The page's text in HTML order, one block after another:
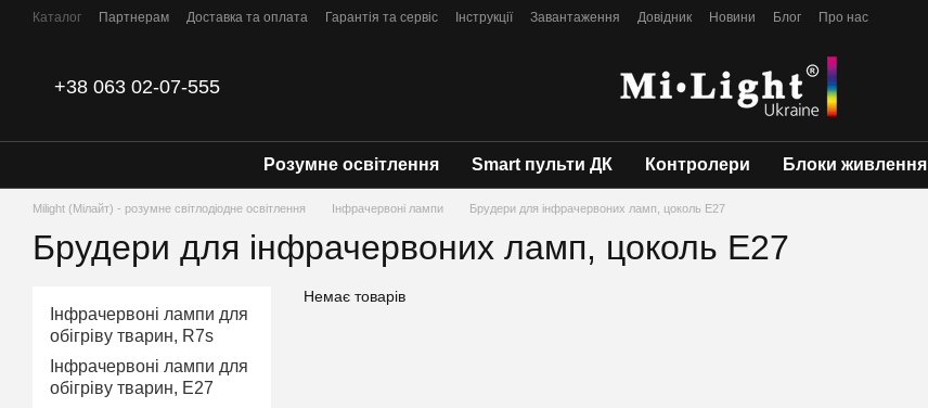
Перейти до основного контенту
Каталог Партнерам Доставка та оплата Гарантія та сервіс Інструкції Завантаження Довідник Новини Блог
Про нас
+38 063 02-07-555
Розумне освітлення Smart пульти ДК Контролери Блоки живлення
Milight (Мілайт) - розумне світлодіодне освітлення Інфрачервоні лампи Брудери для інфрачервоних ламп, цоколь Е27
Брудери для інфрачервоних ламп, цоколь Е27
Немає товарів
Інфрачервоні лампи для
обігріву тварин, R7s
Інфрачервоні лампи для
обігріву тварин, Е27